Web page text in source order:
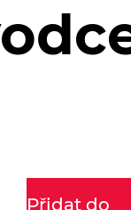
Přidat do